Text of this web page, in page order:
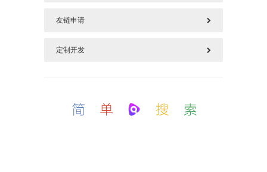
577125669@qq.com
友链申请
请加好本站链接后，把您链接发上面邮箱
定制开发